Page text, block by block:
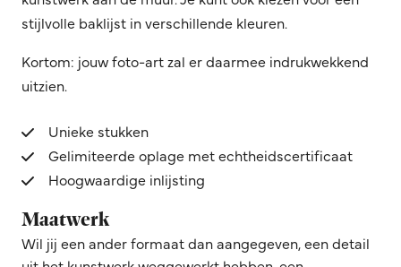
stijlvolle baklijst in verschillende kleuren.
Kortom: jouw foto-art zal er daarmee indrukwekkend
uitzien.
Unieke stukken
Gelimiteerde oplage met echtheidscertificaat
Hoogwaardige inlijsting
Maatwerk
Wil jij een ander formaat dan aangegeven, een detail